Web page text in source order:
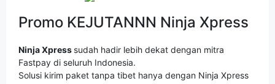
Promo KEJUTANNN Ninja Xpress
Ninja Xpress sudah hadir lebih dekat dengan mitra
Fastpay di seluruh Indonesia.
Solusi kirim paket tanpa tibet hanya dengan Ninja Xpress